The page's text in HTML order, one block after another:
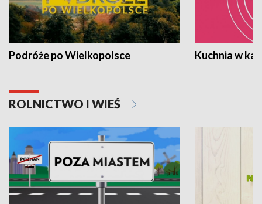
Podróże po Wielkopolsce Kuchnia w
ROLNICTWO I WIEŚ